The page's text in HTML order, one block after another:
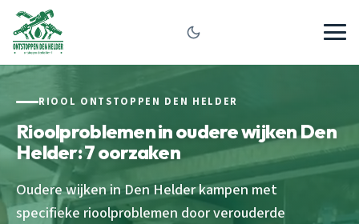
RIOOL ONTSTOPPEN DEN HELDER
Rioolproblemen in oudere wijken Den
Helder: 7 oorzaken
Oudere wijken in Den Helder kampen met
specifieke rioolproblemen door verouderde